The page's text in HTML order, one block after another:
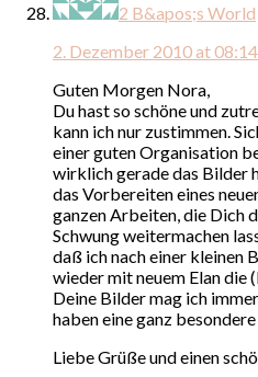
2 B&apos;s World
2. Dezember 2010 at 08:14
Guten Morgen Nora,
Du hast so schöne und
kann ich nur zustimmen.
einer guten Organisation
wirklich gerade das Bilder
das Vorbereiten eines
ganzen Arbeiten, die Dich
Schwung weitermachen
daß ich nach einer kleinen
wieder mit neuem Elan die
Deine Bilder mag ich
haben eine ganz
Liebe Grüße und einen